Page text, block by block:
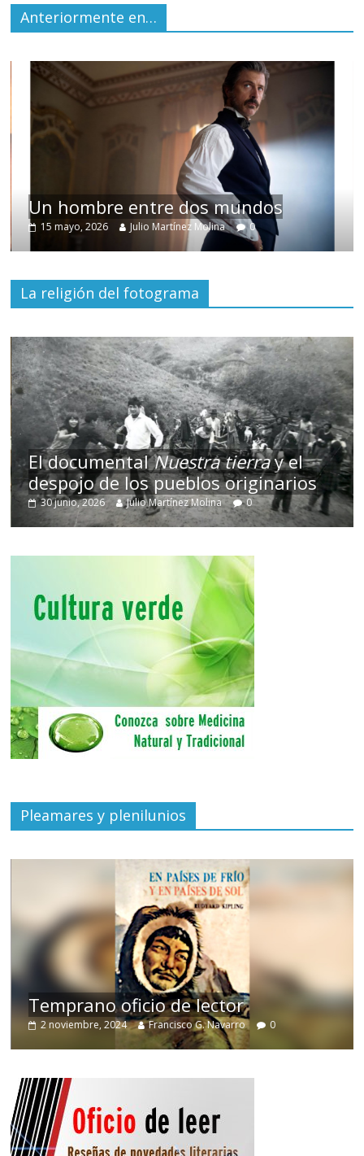
Anteriormente en…
Un hombre entre dos mundos
15 mayo, 2026 Julio Martínez Molina 0
La religión del fotograma
El documentalNuestra tierray el
despojo de los pueblos originarios
30 junio, 2026 Julio Martínez Molina 0
Pleamares y plenilunios
Temprano oficio de lector
2 noviembre, 2024 Francisco G. Navarro 0